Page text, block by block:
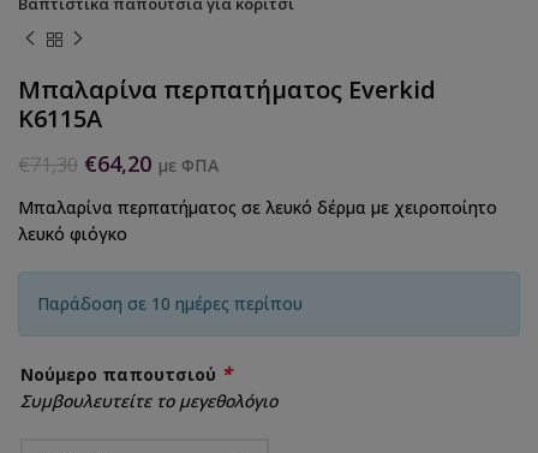
Μπαλαρίνα περπατήματος Everkid
K6115A
€71,30 €64,20 με ΦΠΑ
Μπαλαρίνα περπατήματος σε λευκό δέρμα με χειροποίητο
λευκό φιόγκο
Παράδοση σε 10 ημέρες περίπου
Νούμερο παπουτσιού *
Συμβουλευτείτε το μεγεθολόγιο